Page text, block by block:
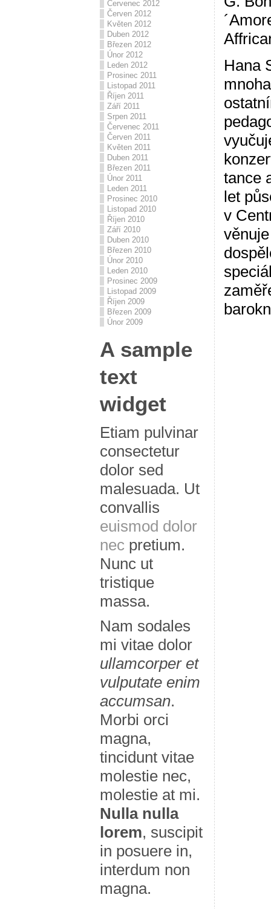
Červenec 2012
Červen 2012
Květen 2012
Duben 2012
Březen 2012
Únor 2012
Leden 2012
Prosinec 2011
Listopad 2011
Říjen 2011
Září 2011
Srpen 2011
Červenec 2011
Červen 2011
Květen 2011
Duben 2011
Březen 2011
Únor 2011
Leden 2011
Prosinec 2010
Listopad 2010
Říjen 2010
Září 2010
Duben 2010
Březen 2010
Únor 2010
Leden 2010
Prosinec 2009
Listopad 2009
Říjen 2009
Březen 2009
Únor 2009
A sample
text
widget
Etiam pulvinar
consectetur
dolor sed
malesuada. Ut
convallis
euismod dolor
nec pretium.
Nunc ut
tristique
massa.
Nam sodales
mi vitae dolor
ullamcorper et
vulputate enim
accumsan.
Morbi orci
magna,
tincidunt vitae
molestie nec,
molestie at mi.
Nulla nulla
lorem, suscipit
in posuere in,
interdum non
magna.
Hana
tance
let
v